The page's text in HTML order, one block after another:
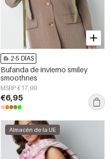
2-5 DÍAS
Bufanda de invierno smiley
smoothnes
MSRP €17,99
€6,95
Almacén de la UE